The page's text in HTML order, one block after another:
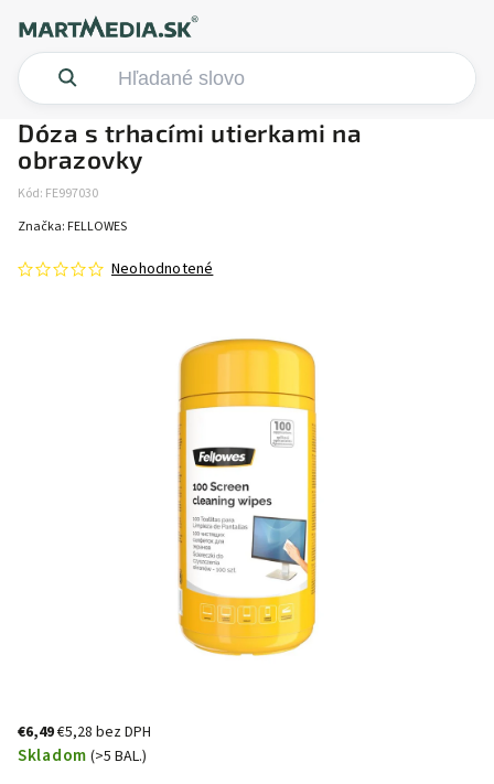
Dóza s trhacími utierkami na
obrazovky
Kód: FE997030
Neohodnotené
Značka: FELLOWES
€6,49€5,28 bez DPH
Skladom (>5 BAL.)